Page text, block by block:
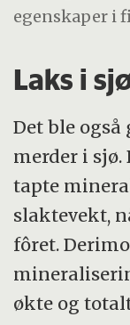
egenskaper i
Laks i
Det ble
merder i sjø.
tapte
slaktevekt,
fôret.
økte og